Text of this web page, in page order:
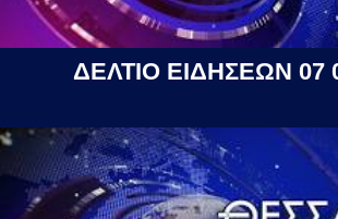
ΔΕΛΤΙΟ ΕΙΔΗΣΕΩΝ 07